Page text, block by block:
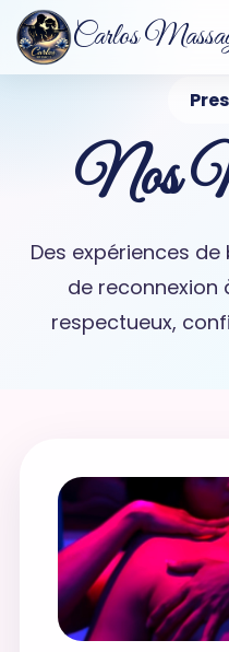
Carlos
Nos
Des expériences
de reconnexion
respectueux,